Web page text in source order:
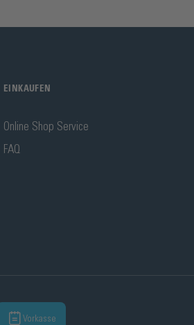
EINKAUFEN
Online Shop Service
FAQ
Vorkasse